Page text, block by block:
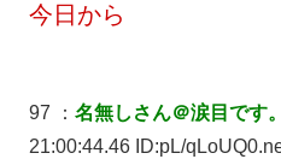
今日から
97 ： 名無しさん＠涙目です。
21:00:44.46 ID:pL/